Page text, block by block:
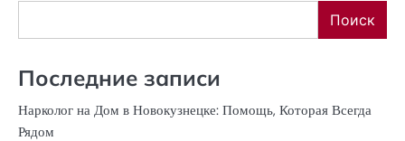
Поиск
Последние записи
Нарколог на Дом в Новокузнецке: Помощь, Которая Всегда
Рядом